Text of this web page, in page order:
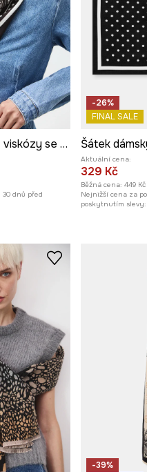
Bandana dámská z viskózy se vzorem
dnů před
-26%
FINAL SALE
Šátek
Aktuální cena:
329 Kč
Běžná cena: 449 Kč
Nejnižší cena za
poskytnutím slevy:
-39%